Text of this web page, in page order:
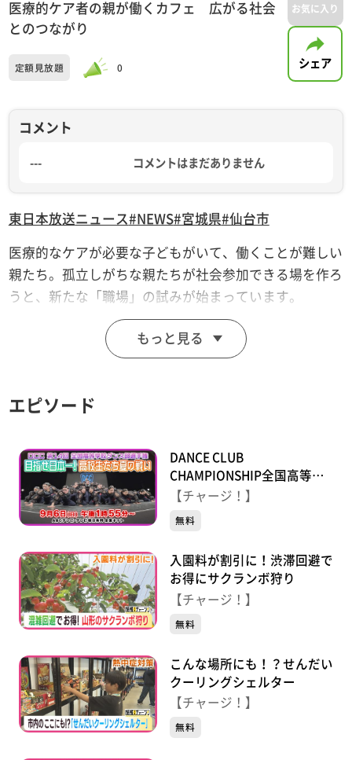
医療的ケア者の親が働くカフェ 広がる社会
とのつながり
定額見放題 0
お気に入り
シェア
コメント
--- コメントはまだありません
東日本放送ニュース#NEWS#宮城県#仙台市
医療的なケアが必要な子どもがいて、働くことが難しい
親たち。孤立しがちな親たちが社会参加できる場を作ろ
うと、新たな「職場」の試みが始まっています。
【放送局】東日本放送
【放送日】2025年4月2日(水)
もっと見る
エピソード
DANCE CLUB
CHAMPIONSHIP全国高等学
校ダンス部選手権
【チャージ！】
無料
入園料が割引に！渋滞回避で
お得にサクランボ狩り
【チャージ！】
無料
こんな場所にも！？せんだい
クーリングシェルター
【チャージ！】
無料